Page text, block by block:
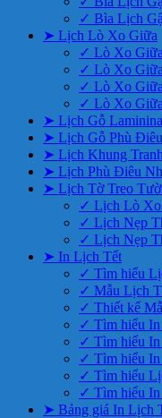
✓ Bìa Lịch
➤ Lịch Lò Xo Giữa
✓ Lò Xo
✓ Lò Xo
✓ Lò Xo
✓ Lò Xo
➤ Lịch Gỗ
➤ Lịch Gỗ Phù Điêu
➤ Lịch Khung Tranh
➤ Lịch Phù Điêu
➤ Lịch Tờ Treo
✓ Lịch Lò
✓ Lịch Nẹp
✓ Lịch Nẹp
➤ In Lịch Tết
✓ Tìm hiểu
✓ Mẫu Lịch
✓ Thiết kế
✓ Tìm hiểu
✓ Tìm hiểu
✓ Tìm hiểu
✓ Tìm hiểu
✓ Tìm hiểu
➤ Bảng giá In Lịch